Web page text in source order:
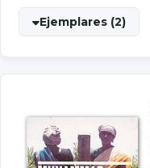
Ejemplares (2)